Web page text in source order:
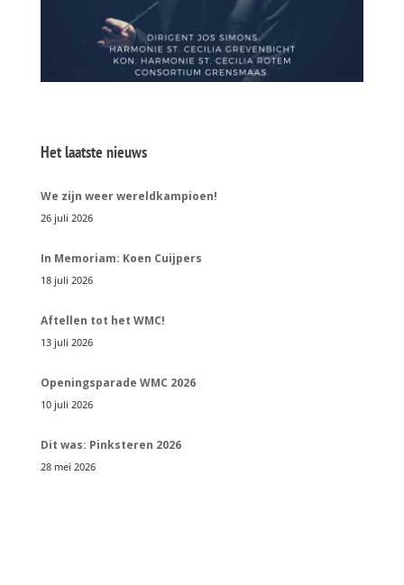
Het laatste nieuws
We zijn weer wereldkampioen!
26 juli 2026
In Memoriam: Koen Cuijpers
18 juli 2026
Aftellen tot het WMC!
13 juli 2026
Openingsparade WMC 2026
10 juli 2026
Dit was: Pinksteren 2026
28 mei 2026